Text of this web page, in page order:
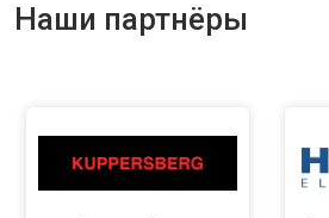
Наши партнёры